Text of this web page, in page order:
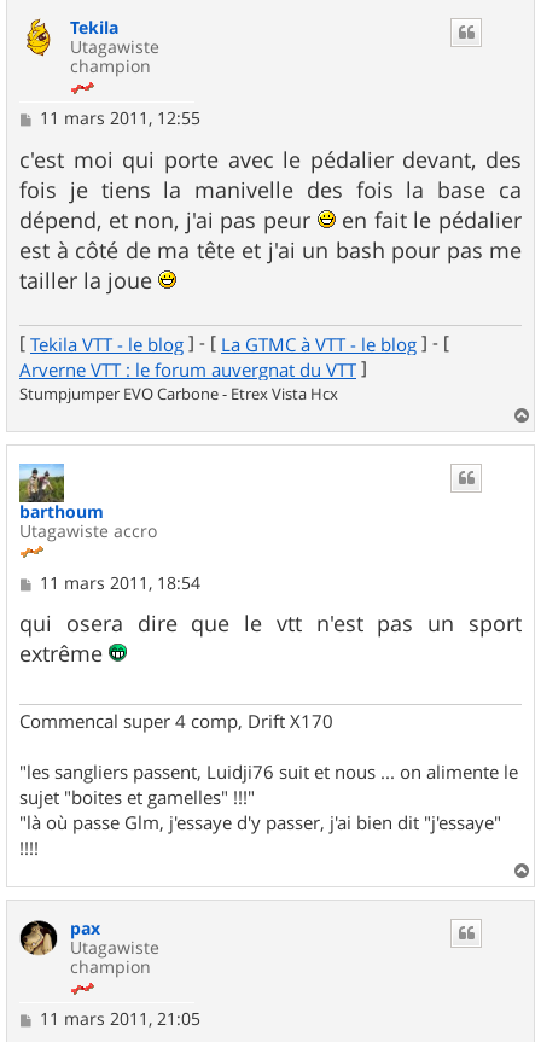
Tekila
Utagawiste
champion
M
s
s
a
g
e
11 mars 2011, 12:55
c'est moi qui porte avec le pédalier devant, des
fois je tiens la manivelle des fois la base ca
dépend, et non, j'ai pas peur
en fait le pédalier
est à côté de ma tête et j'ai un bash pour pas me
tailler la joue
[ Tekila VTT - le blog ] - [ La GTMC à VTT - le blog ] - [
Arverne VTT : le forum auvergnat du VTT ]
Stumpjumper EVO Carbone - Etrex Vista Hcx
a
barthoum
Utagawiste accro
M
s
s
a
11 mars 2011, 18:54
qui osera dire que le vtt n'est pas un sport
extrême
Commencal super 4 comp, Drift X170
"les sangliers passent, Luidji76 suit et nous ... on alimente le
sujet "boites et gamelles" !!!"
"là où passe Glm, j'essaye d'y passer, j'ai bien dit "j'essaye"
!!!!
a
pax
Utagawiste
champion
M11 mars 2011, 21:05